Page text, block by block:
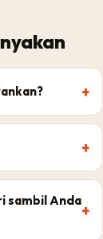
sambil Anda